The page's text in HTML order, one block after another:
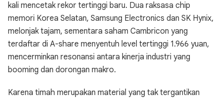
kali mencetak rekor tertinggi baru. Dua raksasa chip
memori Korea Selatan, Samsung Electronics dan SK Hynix,
melonjak tajam, sementara saham Cambricon yang
terdaftar di A-share menyentuh level tertinggi 1.966 yuan,
mencerminkan resonansi antara kinerja industri yang
booming dan dorongan makro.
Karena timah merupakan material yang tak tergantikan